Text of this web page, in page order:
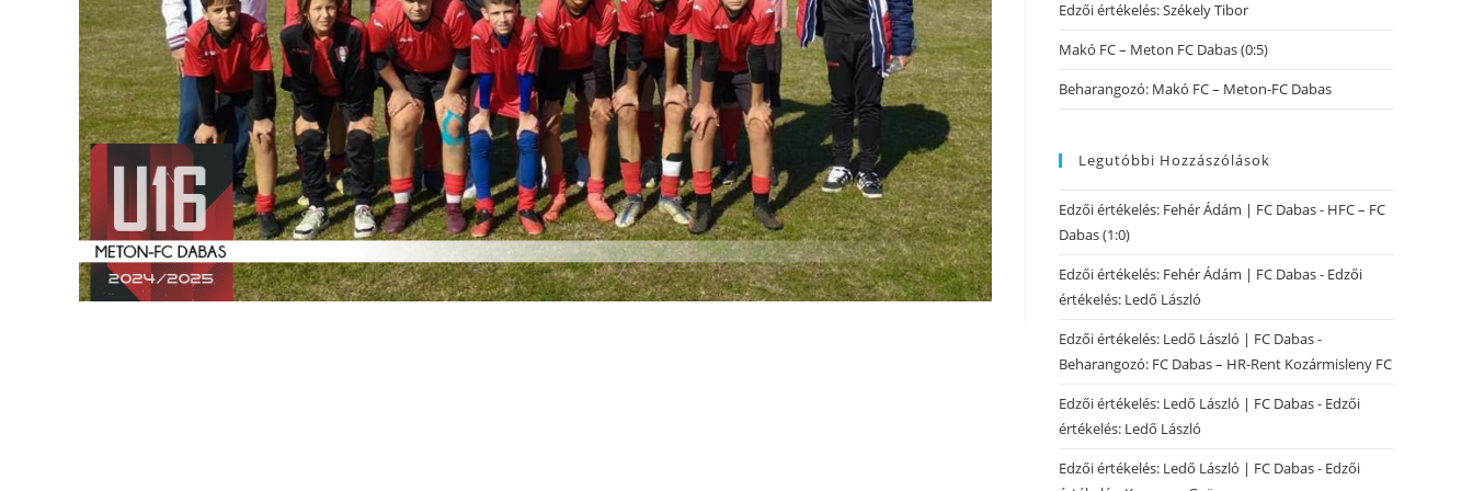
Edzői értékelés: Székely Tibor
Makó FC – Meton FC Dabas (0:5)
Beharangozó: Makó FC – Meton-FC Dabas
Legutóbbi Hozzászólások
Edzői értékelés: Fehér Ádám | FC Dabas- HFC – FC
Dabas (1:0)
Edzői értékelés: Fehér Ádám | FC Dabas- Edzői
értékelés: Ledő László
Edzői értékelés: Ledő László | FC Dabas-
Beharangozó: FC Dabas – HR-Rent Kozármisleny FC
Edzői értékelés: Ledő László | FC Dabas- Edzői
értékelés: Ledő László
Edzői értékelés: Ledő László | FC Dabas- Edzői